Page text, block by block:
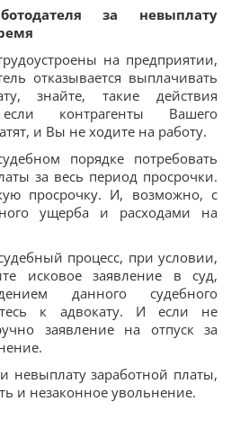
за невыплату
на предприятии,
отказывается выплачивать
знайте, такие действия
контрагенты Вашего
и Вы не ходите на работу.
порядке потребовать
за весь период просрочки.
просрочку. И, возможно, с
ущерба и расходами на
процесс, при условии,
исковое заявление в суд,
данного судебного
к адвокату. И если не
заявление на отпуск за
невыплату заработной платы,
и незаконное увольнение.